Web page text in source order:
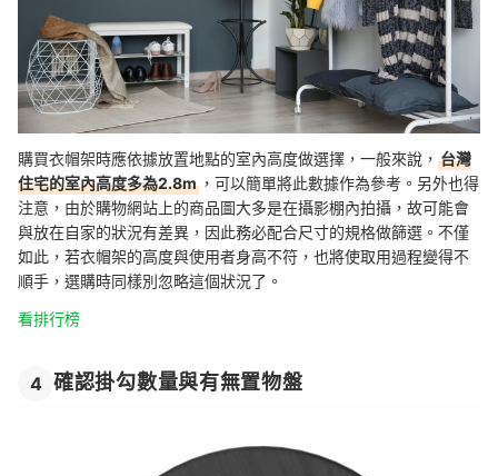
購買衣帽架時應依據放置地點的室內高度做選擇，一般來說， 台灣
住宅的室內高度多為2.8m ，可以簡單將此數據作為參考。另外也得
注意，由於購物網站上的商品圖大多是在攝影棚內拍攝，故可能會
與放在自家的狀況有差異，因此務必配合尺寸的規格做篩選。不僅
如此，若衣帽架的高度與使用者身高不符，也將使取用過程變得不
順手，選購時同樣別忽略這個狀況了。
看排行榜
4 確認掛勾數量與有無置物盤